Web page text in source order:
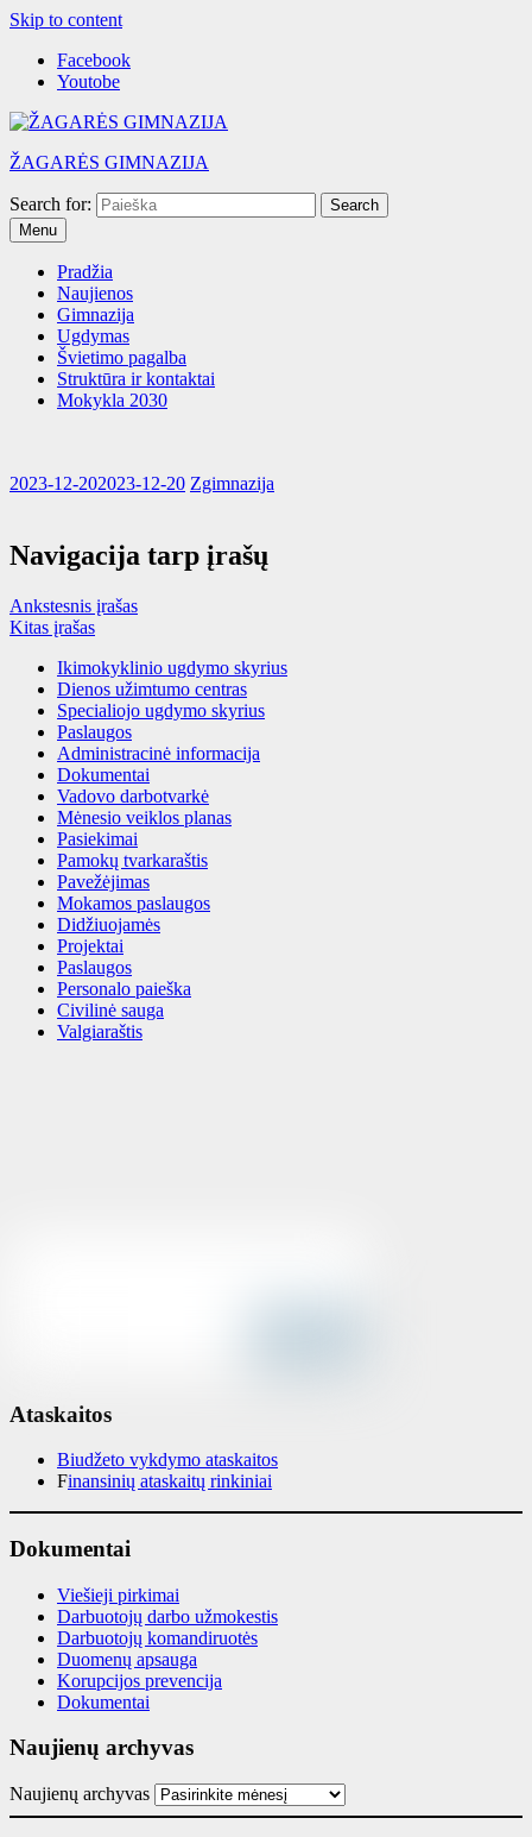
Skip to content
Facebook
Youtobe
ŽAGARĖS GIMNAZIJA
Search for:
Menu
Pradžia
Naujienos
Gimnazija
Ugdymas
Švietimo pagalba
Struktūra ir kontaktai
Mokykla 2030
2023-12-202023-12-20 Zgimnazija
Navigacija tarp įrašų
Ankstesnis įrašas
Kitas įrašas
Ikimokyklinio ugdymo skyrius
Dienos užimtumo centras
Specialiojo ugdymo skyrius
Paslaugos
Administracinė informacija
Dokumentai
Vadovo darbotvarkė
Mėnesio veiklos planas
Pasiekimai
Pamokų tvarkaraštis
Pavežėjimas
Mokamos paslaugos
Didžiuojamės
Projektai
Paslaugos
Personalo paieška
Civilinė sauga
Valgiaraštis
Ataskaitos
Biudžeto vykdymo ataskaitos
Finansinių ataskaitų rinkiniai
Dokumentai
Viešieji pirkimai
Darbuotojų darbo užmokestis
Darbuotojų komandiruotės
Duomenų apsauga
Korupcijos prevencija
Dokumentai
Naujienų archyvas
Naujienų archyvas